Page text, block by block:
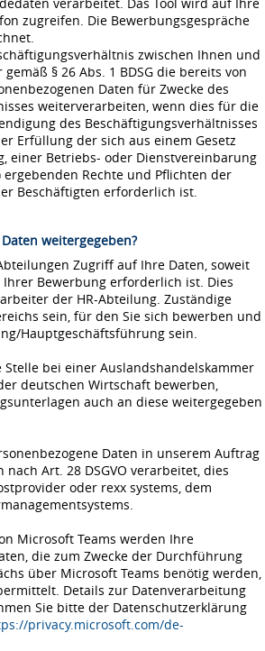
zugreifen. Die Bewerbungsgespräche
zwischen Ihnen und
§ 26 Abs. 1 BDSG die bereits von
Daten für Zwecke des
weiterverarbeiten, wenn dies für die
des Beschäftigungsverhältnisses
Erfüllung der sich aus einem Gesetz
einer Betriebs- oder Dienstvereinbarung
Rechte und Pflichten der
Beschäftigten erforderlich ist.
weitergegeben?
Zugriff auf Ihre Daten, soweit
Bewerbung erforderlich ist. Dies
der HR-Abteilung. Zuständige
sein, für den Sie sich bewerben und
Hauptgeschäftsführung sein.
Stelle bei einer Auslandshandelskammer
deutschen Wirtschaft bewerben,
auch an diese weitergegeben
Daten in unserem Auftrag
nach Art. 28 DSGVO verarbeitet, dies
oder rexx systems, dem
Microsoft Teams werden Ihre
die zum Zwecke der Durchführung
über Microsoft Teams benötig werden,
Details zur Datenverarbeitung
Sie bitte der Datenschutzerklärung
privacy.microsoft.com/de-